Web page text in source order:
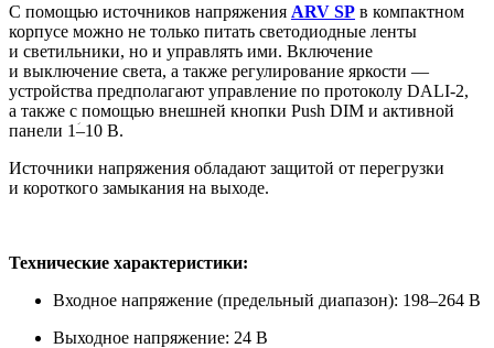
С помощью источников напряжения ARV SP в компактном
корпусе можно не только питать светодиодные ленты
и светильники, но и управлять ими. Включение
и выключение света, а также регулирование яркости —
устройства предполагают управление по протоколу DALI-2,
а также с помощью внешней кнопки Push DIM и активной
панели 1ؘ–10 В.
Источники напряжения обладают защитой от перегрузки
и короткого замыкания на выходе.
Технические характеристики:
Входное напряжение (предельный диапазон): 198–264 В
Выходное напряжение: 24 В